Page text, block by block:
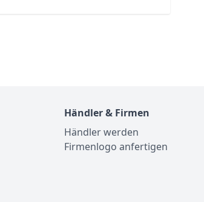
Händler & Firmen
Händler werden
Firmenlogo anfertigen